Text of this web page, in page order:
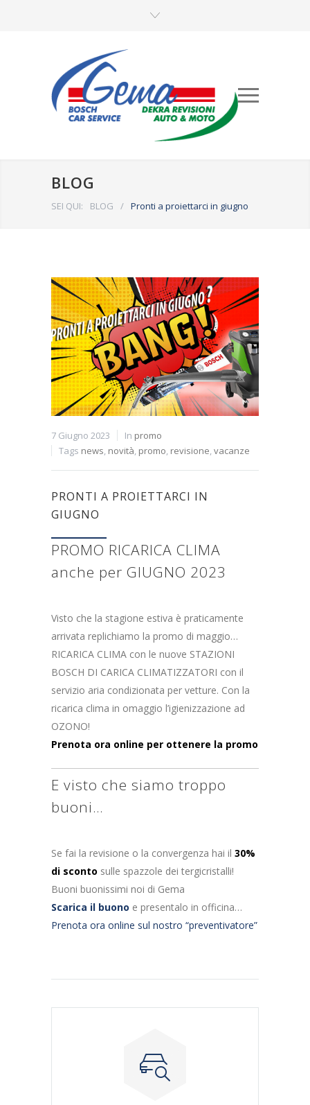
BLOG
SEI QUI: BLOG / Pronti a proiettarci in giugno
7 Giugno 2023 In promo
Tags news, novità, promo, revisione,vacanze
PRONTI A PROIETTARCI IN
GIUGNO
PROMO RICARICA CLIMA
anche per GIUGNO 2023
Visto che la stagione estiva è praticamente
arrivata replichiamo la promo di maggio…
RICARICA CLIMA con le nuove STAZIONI
BOSCH DI CARICA CLIMATIZZATORI con il
servizio aria condizionata per vetture. Con la
ricarica clima in omaggio l’igienizzazione ad
OZONO!
Prenota ora online per ottenere la promo
E visto che siamo troppo
buoni…
Se fai la revisione o la convergenza hai il 30%
di sconto sulle spazzole dei tergicristalli!
Buoni buonissimi noi di Gema
Scarica il buono e presentalo in officina…
Prenota ora online sul nostro “preventivatore”